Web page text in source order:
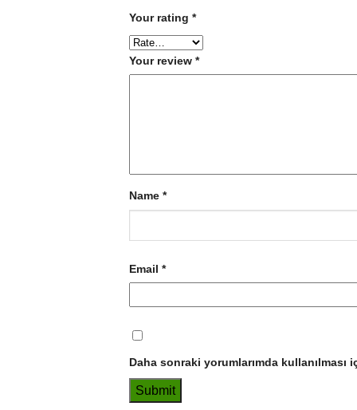
Your rating *
Your review *
Name *
Email *
Daha sonraki yorumlarımda